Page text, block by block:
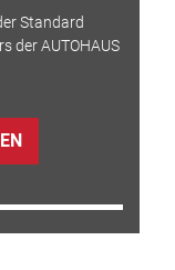
Standard
der AUTOHAUS